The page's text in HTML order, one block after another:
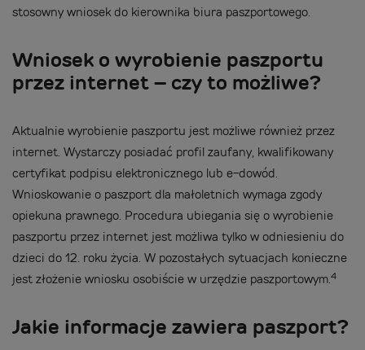
stosowny wniosek do kierownika biura paszportowego.
Wniosek o wyrobienie paszportu
przez internet – czy to możliwe?
Aktualnie wyrobienie paszportu jest możliwe również przez
internet. Wystarczy posiadać profil zaufany, kwalifikowany
certyfikat podpisu elektronicznego lub e-dowód.
Wnioskowanie o paszport dla małoletnich wymaga zgody
opiekuna prawnego. Procedura ubiegania się o wyrobienie
paszportu przez internet jest możliwa tylko w odniesieniu do
dzieci do 12. roku życia. W pozostałych sytuacjach konieczne
jest złożenie wniosku osobiście w urzędzie paszportowym.4
Jakie informacje zawiera paszport?